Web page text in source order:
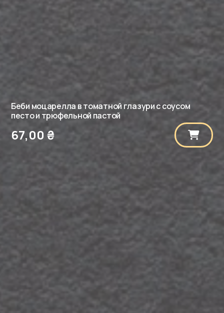
Беби моцарелла в томатной глазури с соусом
песто и трюфельной пастой
67,00 ₴